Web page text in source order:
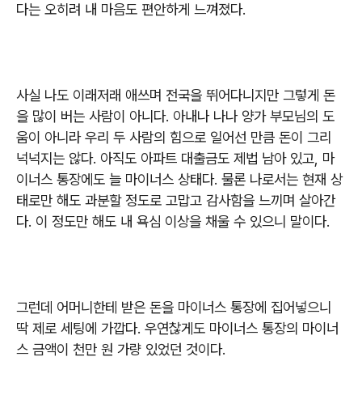
다는 오히려 내 마음도 편안하게 느껴졌다.
사실 나도 이래저래 애쓰며 전국을 뛰어다니지만 그렇게 돈
을 많이 버는 사람이 아니다. 아내나 나나 양가 부모님의 도
움이 아니라 우리 두 사람의 힘으로 일어선 만큼 돈이 그리
넉넉지는 않다. 아직도 아파트 대출금도 제법 남아 있고 마
이너스 통장에도 늘 마이너스 상태다. 물론 나로서는 현재 상
태로만 해도 과분할 정도로 고맙고 감사함을 느끼며 살아간
다. 이 정도만 해도 내 욕심 이상을 채울 수 있으니 말이다.
그런데 어머니한테 받은 돈을 마이너스 통장에 집어넣으니
딱 제로 세팅에 가깝다. 우연찮게도 마이너스 통장의 마이너
스 금액이 천만 원 가량 있었던 것이다.